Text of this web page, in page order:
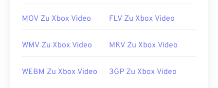
MOV Zu Xbox Video FLV Zu Xbox Video
WMV Zu Xbox Video MKV Zu Xbox Video
WEBM Zu Xbox Video 3GP Zu Xbox Video